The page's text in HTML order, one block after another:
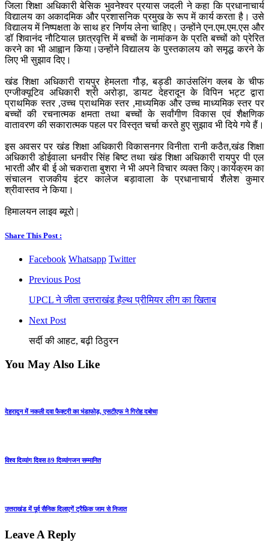
जिला शिक्षा अधिकारी बेसिक भुवनेश्वर प्रयास जदली ने कहा कि प्रधानाचार्य
विद्यालय का अकादमिक और प्रशासनिक प्रमुख के रूप में कार्य करता है। उसे
विद्यालय में निष्पक्षता के साथ हर निर्णय लेना चाहिए। उन्होंने एन.एम.एम.एस और
डॉ शिवानंद नौटियाल छात्रवृत्ति में बच्चों के नामांकन के प्रति बच्चों को प्रेरित
करने का भी आह्वान किया।उन्होंने विद्यालय के पुस्तकालय को समृद्ध करने के
लिए भी सुझाव दिए।
खंड शिक्षा अधिकारी रायपुर हेमलता गौड़, बड्डी काउंसलिंग क्लब के चीफ
एग्जीक्यूटिव अधिकारी श्री अरोड़ा, डायट देहरादून के विपिन भट्ट द्वारा
प्राथमिक स्तर ,उच्च प्राथमिक स्तर ,माध्यमिक और उच्च माध्यमिक स्तर पर
बच्चों की रचनात्मक क्षमता तथा बच्चों के सर्वांगीण विकास एवं शैक्षणिक
वातावरण की सकारात्मक पहल पर विस्तृत चर्चा करते हुए सुझाव भी दिये गये हैं।
इस अवसर पर खंड शिक्षा अधिकारी विकासनगर विनीता रानी कठैत,खंड शिक्षा
अधिकारी डोईवाला धनवीर सिंह बिष्ट तथा खंड शिक्षा अधिकारी रायपुर पी एल
भारती और बी ई ओ चकराता बुशरा ने भी अपने विचार व्यक्त किए।कार्यक्रम का
संचालन राजकीय इंटर कालेज बड़ावाला के प्रधानाचार्य शैलेश कुमार
श्रीवास्तव ने किया।
हिमालयन लाइव ब्यूरो |
Share This Post :
Facebook Whatsapp Twitter
Previous Post
UPCL ने जीता उत्तराखंड हैल्थ प्रीमियर लीग का खिताब
Next Post
सर्दी की आहट, बढ़ी ठिठुरन
You May Also Like
देहरादून में नकली दवा फैक्ट्री का भंडाफोड़, एसटीएफ ने गिरोह दबोचा
विश्व दिव्यांग दिवस 89 दिव्यांगजन सम्मानित
उत्तराखंड में पूर्व सैनिक दिलाएगें ट्रैफ़िक जाम से निजात
Leave A Reply